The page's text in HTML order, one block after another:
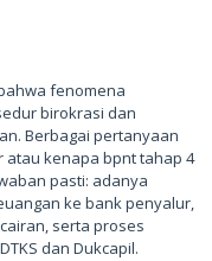
fenomena
birokrasi dan
Berbagai pertanyaan
atau kenapa bpnt tahap 4
pasti: adanya
ke bank penyalur,
serta proses
dan Dukcapil.